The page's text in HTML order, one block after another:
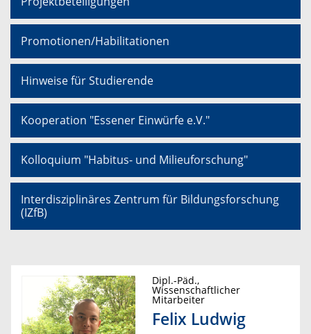
Promotionen/Habilitationen
Hinweise für Studierende
Kooperation "Essener Einwürfe e.V."
Kolloquium "Habitus- und Milieuforschung"
Interdisziplinäres Zentrum für Bildungsforschung
(IZfB)
Dipl.-Päd.,
Wissenschaftlicher
Mitarbeiter
Felix Ludwig